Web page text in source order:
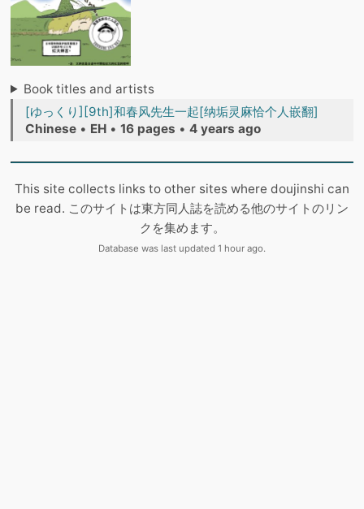
Book titles and artists
[ゆっくり][9th]和春风先生一起[纳垢灵麻恰个人嵌翻]
Chinese • EH • 16 pages • 4 years ago
This site collects links to other sites where doujinshi can
be read. このサイトは東方同人誌を読める他のサイトのリン
クを集めます。
Database was last updated 1 hour ago.